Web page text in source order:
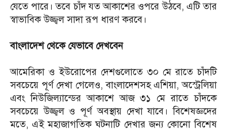
যেতে পারে। তবে চাঁদ যত আকাশের ওপরে উঠবে, এটি তার
স্বাভাবিক উজ্জ্বল সাদা রূপ ধারণ করবে।
বাংলাদেশ থেকে যেভাবে দেখবেন
আমেরিকা ও ইউরোপের দেশগুলোতে ৩০ মে রাতে চাঁদটি
সবচেয়ে পূর্ণ দেখা গেলেও, বাংলাদেশসহ এশিয়া, অস্ট্রেলিয়া
এবং নিউজিল্যান্ডের আকাশে আজ ৩১ মে রাতে চাঁদকে
সবচেয়ে উজ্জ্বল ও পূর্ণ অবস্থায় দেখা যাবে।বিশেষজ্ঞদের
মতে, এই মহাজাগতিক ঘটনাটি দেখার জন্য কোনো বিশেষ